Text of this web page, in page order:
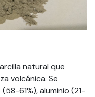
natural que
volcánica. Se
61%), aluminio (21-